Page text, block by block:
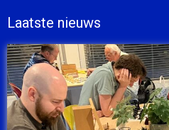
Laatste nieuws